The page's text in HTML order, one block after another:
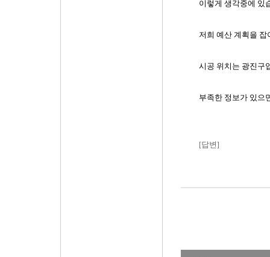
이렇게 생각중에 있
저희 예산 계획을
시공 위치는 광진구
부족한 정보가 있으
[답변]